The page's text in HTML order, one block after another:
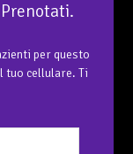
per questo
tuo cellulare. Ti